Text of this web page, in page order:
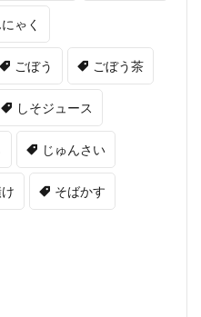
ゃく
ごぼう ごぼう茶
しそジュース
じゅんさい
そばかす